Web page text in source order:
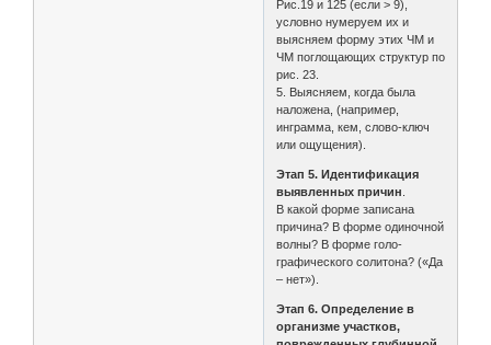
Рис.19 и 125 (если > 9),
условно нумеруем их и
выясняем форму этих ЧМ и
ЧМ поглощающих структур по
рис. 23.
5. Выясняем, когда была
наложена, (например,
инграмма, кем, слово-ключ
или ощущения).
Этап 5. Идентификация
выявленных причин
В какой форме записана
причина? В форме одиночной
волны? В форме голо-
графического солитона? («Да
– нет»).
Этап 6. Определение в
организме участков,